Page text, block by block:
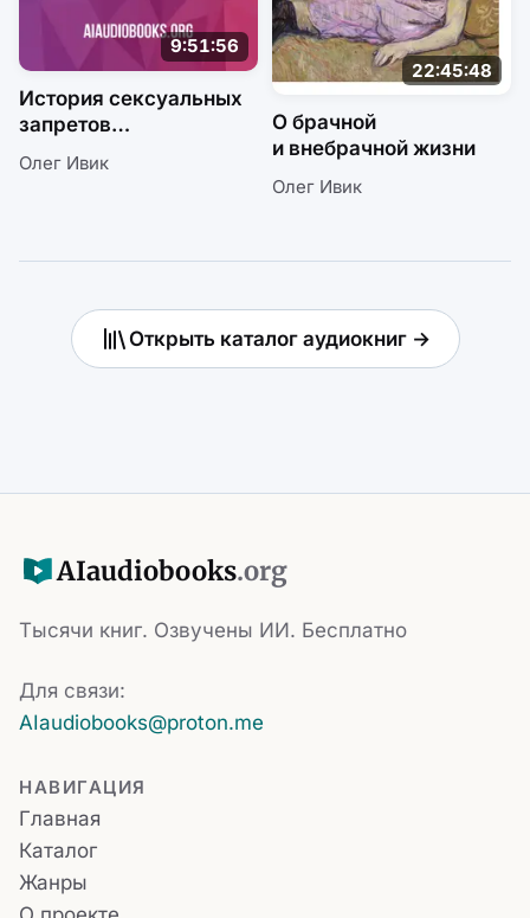
9:51:56
История сексуальных
запретов
и предписаний
Олег Ивик
22:45:48
О брачной
и внебрачной жизни
Олег Ивик
Открыть каталог аудиокниг →
AIaudiobooks.org
Тысячи книг. Озвучены ИИ. Бесплатно
Для связи:
AIaudiobooks@proton.me
НАВИГАЦИЯ
Главная
Каталог
Жанры